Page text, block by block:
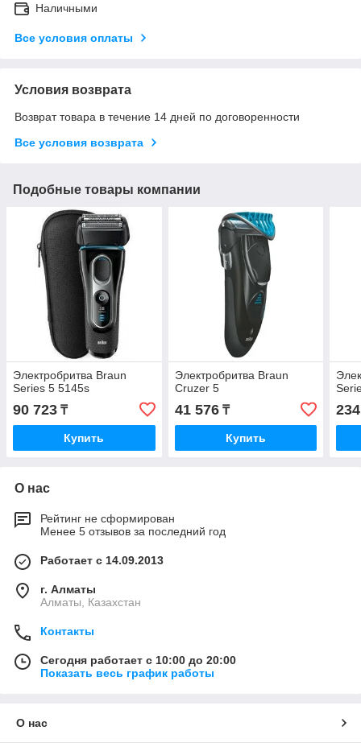
Наличными
Все условия оплаты
Условия возврата
Возврат товара в течение 14 дней по договоренности
Все условия возврата
Подобные товары компании
Электробритва Braun
Series 5 5145s
90 723 ₸
Купить
Электробритва Braun
Cruzer 5
41 576₸
Купить
О нас
Рейтинг не сформирован
Менее 5 отзывов за последний год
Работает с 14.09.2013
г. Алматы
Алматы, Казахстан
Контакты
Сегодня работает с 10:00 до 20:00
Показать весь график работы
О нас